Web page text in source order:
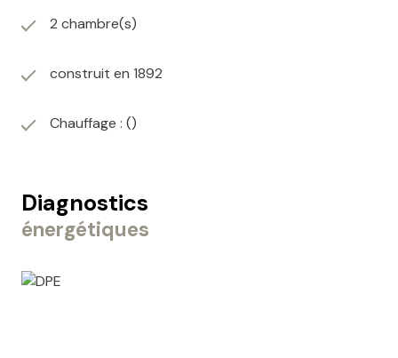
2 chambre(s)
construit en 1892
Chauffage : ()
Diagnostics
énergétiques